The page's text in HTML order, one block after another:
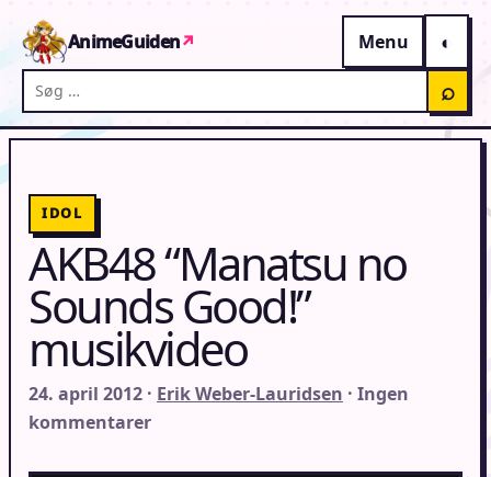
AnimeGuiden↗
Menu
Søg på AnimeGuiden
⌕
IDOL
AKB48 “Manatsu no
Sounds Good!”
musikvideo
24. april 2012 · Erik Weber-Lauridsen · Ingen
kommentarer